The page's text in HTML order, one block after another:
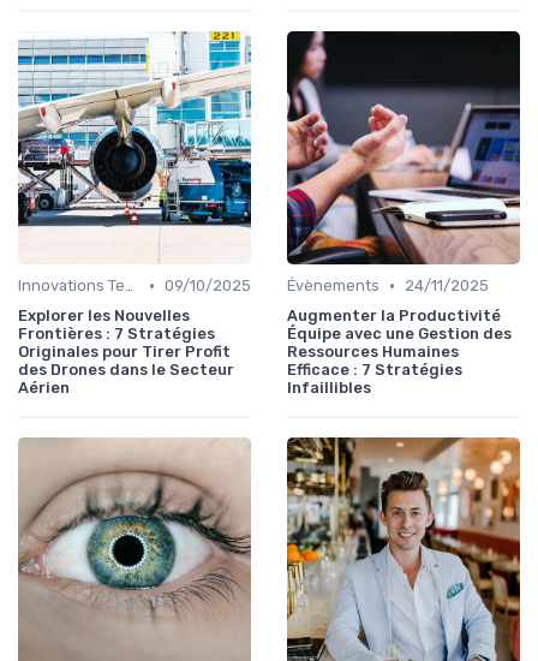
Innovations Technologiques • 09/10/2025
Explorer les Nouvelles
Frontières : 7 Stratégies
Originales pour Tirer Profit
des Drones dans le Secteur
Aérien
Évènements •
24/11/2025
Augmenter la Productivité
Équipe avec une Gestion des
Ressources Humaines
Efficace : 7 Stratégies
Infaillibles